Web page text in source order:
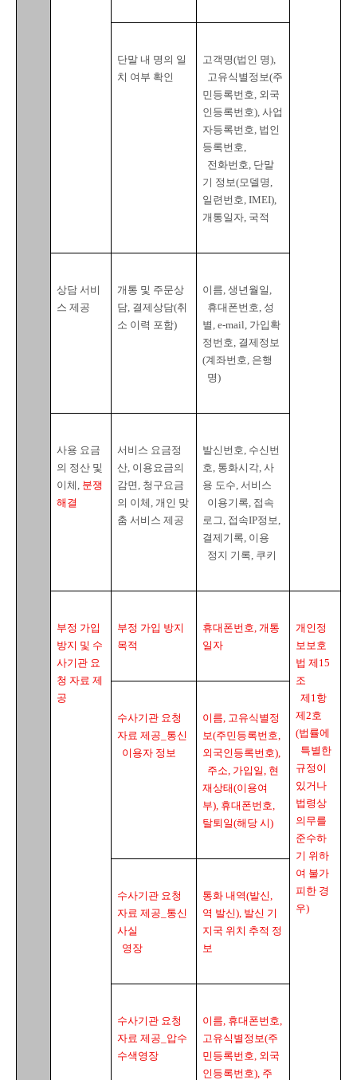
단말 내 명의 일
치 여부 확인
고객명(법인 명),
고유식별정보(주
민등록번호, 외국
인등록번호), 사업
자등록번호, 법인
등록번호,
전화번호, 단말
기 정보(모델명
일련번호
개통일자, 국적
상담 서비
스 제공
개통 및 주문상
담, 결제상담(취
소 이력 포함)
이름, 생년월일,
휴대폰번호, 성
별, e-mail, 가입확
정번호, 결제정보
(계좌번호, 은행
  명
)
사용 요금
의 정산 및
이체, 분쟁
해결
서비스 요금정
산, 이용요금의
감면, 청구요금
의 이체, 개인 맞
춤 서비스 제공
발신번호, 수신번
호, 통화시각, 사
용 도수, 서비스
  이용기록
, 접속
로그, 접속IP정보
결제기록, 이용
  정지 기록
, 쿠키
부정 가입
방지 및 수
사기관 요
청 자료 제
공
부정 가입 방지
목적
휴대폰번호, 개통
일자
개인정
보보호
법 제 15
조
  제
1항
제2호
(법률에
규정이
있거나
법령상
의무를
준수하
기 위하
여 불가
피한 경
우)
수사기관 요청
자료 제공 통신
  이용자 정보
이름, 고유식별정
보(주민등록번호
외국인등록번호),
주소, 가입일, 현
재상태(이용여
부), 휴대폰번호
탈퇴일(해당 시)
수사기관 요청
자료 제공 통신
사실
  영장
통화 내역(발신
역 발신), 발신 기
지국 위치 추적 정
보
수사기관 요청
자료 제공 압수
수색영장
이름, 휴대폰번호
고유식별정보(주
민등록번호, 외국
인등록번호), 주